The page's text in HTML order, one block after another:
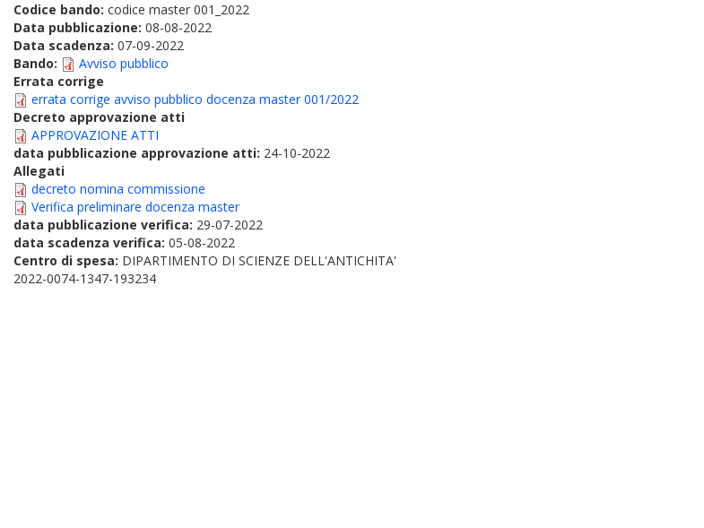
Codice bando: codice master 001_2022
Data pubblicazione: 08-08-2022
Data scadenza: 07-09-2022
Bando:
Avviso pubblico
Errata corrige
errata corrige avviso pubblico docenza master 001/2022
Decreto approvazione atti
APPROVAZIONE ATTI
data pubblicazione approvazione atti: 24-10-2022
Allegati
decreto nomina commissione
Verifica preliminare docenza master
data pubblicazione verifica: 29-07-2022
data scadenza verifica: 05-08-2022
Centro di spesa: DIPARTIMENTO DI SCIENZE DELL'ANTICHITA'
2022-0074-1347-193234